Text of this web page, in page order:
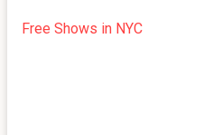
Free Shows in NYC